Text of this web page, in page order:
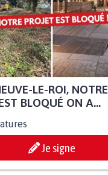
LE-ROI, NOTRE
BLOQUÉ ON A...
Je signe